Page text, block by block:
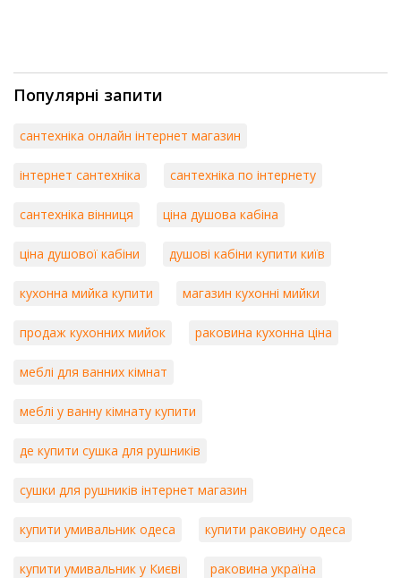
Популярні запити
сантехніка онлайн інтернет магазин
інтернет сантехніка сантехніка по інтернету
сантехніка вінниця ціна душова кабіна
ціна душової кабіни душові кабіни купити київ
кухонна мийка купити магазин кухонні мийки
продаж кухонних мийок раковина кухонна ціна
меблі для ванних кімнат
меблі у ванну кімнату купити
де купити сушка для рушників
сушки для рушників інтернет магазин
купити умивальник одеса купити раковину одеса
купити умивальник у Києві раковина україна